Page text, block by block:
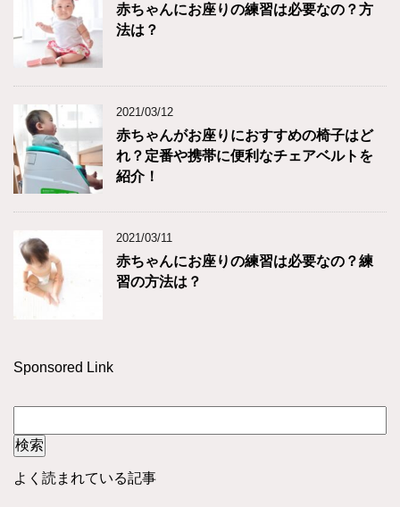
赤ちゃんにお座りの練習は必要なの？方
法は？
2021/03/12
赤ちゃんがお座りにおすすめの椅子はど
れ？定番や携帯に便利なチェアベルトを
紹介！
2021/03/11
赤ちゃんにお座りの練習は必要なの？練
習の方法は？
Sponsored Link
よく読まれている記事